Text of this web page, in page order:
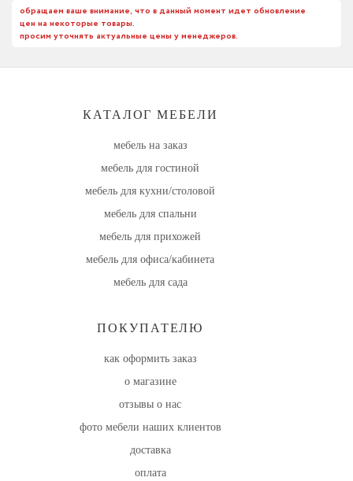
обращаем ваше внимание, что в данный момент идет обновление
цен на некоторые товары.
просим уточнять актуальные цены у менеджеров.
КАТАЛОГ МЕБЕЛИ
мебель на заказ
мебель для гостиной
мебель для кухни/столовой
мебель для спальни
мебель для прихожей
мебель для офиса/кабинета
мебель для сада
ПОКУПАТЕЛЮ
как оформить заказ
о магазине
отзывы о нас
фото мебели наших клиентов
доставка
оплата